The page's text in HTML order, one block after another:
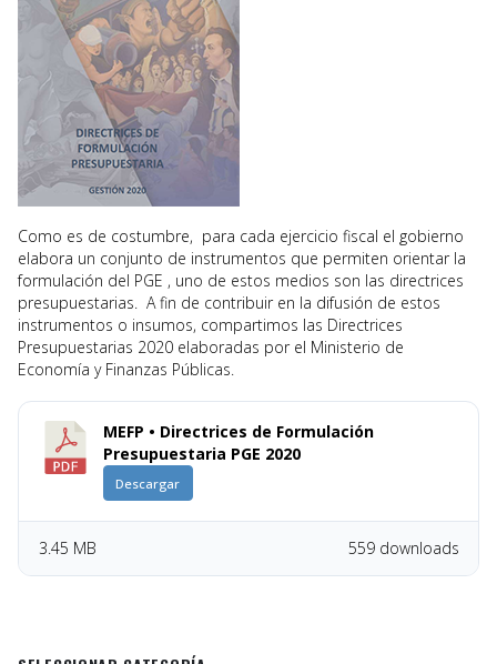
Como es de costumbre, para cada ejercicio fiscal el gobierno
elabora un conjunto de instrumentos que permiten orientar la
formulación del PGE , uno de estos medios son las directrices
presupuestarias. A fin de contribuir en la difusión de estos
instrumentos o insumos, compartimos las Directrices
Presupuestarias 2020 elaboradas por el Ministerio de
Economía y Finanzas Públicas.
MEFP • Directrices de Formulación
Presupuestaria PGE 2020
Descargar
559 downloads
3.45 MB